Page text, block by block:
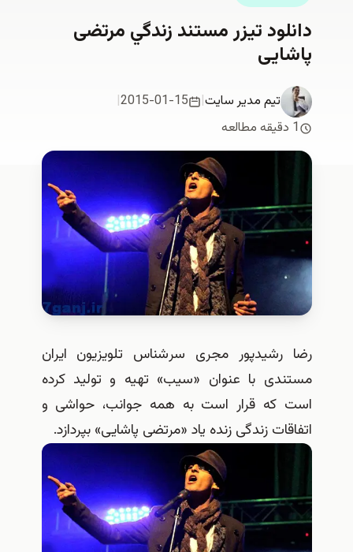
دانلود تيزر مستند زندگي مرتضی
پاشایی
تیم مدیر سایت|
2015-01-15
|
1 دقیقه مطالعه
رضا رشیدپور مجری سر‌شناس تلویزیون ایران
مستندی با عنوان «سیب» تهیه و تولید کرده
است که قرار است به همه جوانب، حواشی و
اتفاقات زندگی زنده یاد «مرتضی پاشایی» بپردازد.